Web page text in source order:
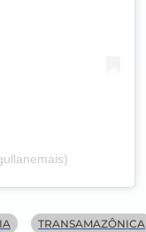
TRANSAMAZÔNICA